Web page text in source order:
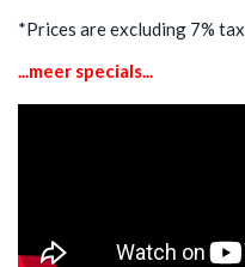
*Prices are excluding 7% tax
...meer specials...